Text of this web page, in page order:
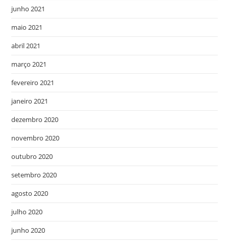
junho 2021
maio 2021
abril 2021
março 2021
fevereiro 2021
janeiro 2021
dezembro 2020
novembro 2020
outubro 2020
setembro 2020
agosto 2020
julho 2020
junho 2020